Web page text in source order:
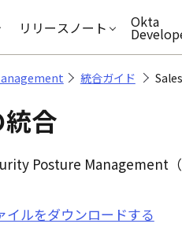
リリースノート Okta
統合ガイド
統合
Posture Management
イルをダウンロードする